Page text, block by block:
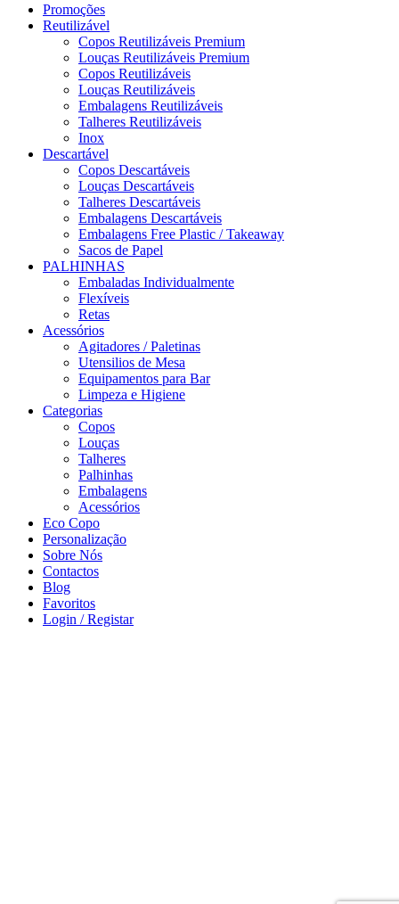
Promoções
Reutilizável
Copos Reutilizáveis Premium
Louças Reutilizáveis Premium
Copos Reutilizáveis
Louças Reutilizáveis
Embalagens Reutilizáveis
Talheres Reutilizáveis
Inox
Descartável
Copos Descartáveis
Louças Descartáveis
Talheres Descartáveis
Embalagens Descartáveis
Embalagens Free Plastic / Takeaway
Sacos de Papel
PALHINHAS
Embaladas Individualmente
Flexíveis
Retas
Acessórios
Agitadores / Paletinas
Utensilios de Mesa
Equipamentos para Bar
Limpeza e Higiene
Categorias
Copos
Louças
Talheres
Palhinhas
Embalagens
Acessórios
Eco Copo
Personalização
Sobre Nós
Contactos
Blog
Favoritos
Login / Registar